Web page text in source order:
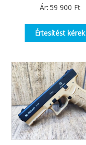
Ár: 59 900 Ft
Értesítést kérek